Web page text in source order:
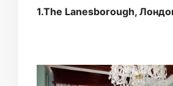
1.The Lanesborough,